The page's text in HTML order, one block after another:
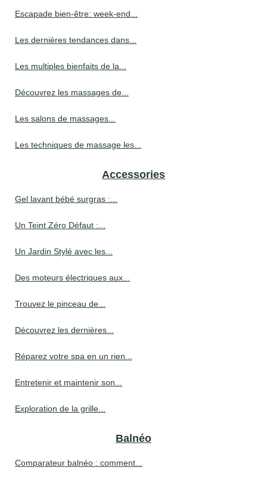
Escapade bien-être: week-end...
Les dernières tendances dans...
Les multiples bienfaits de la...
Découvrez les massages de...
Les salons de massages...
Les techniques de massage les...
Accessories
Gel lavant bébé surgras :...
Un Teint Zéro Défaut :...
Un Jardin Stylé avec les...
Des moteurs électriques aux...
Trouvez le pinceau de...
Découvrez les dernières...
Réparez votre spa en un rien...
Entretenir et maintenir son...
Exploration de la grille...
Balnéo
Comparateur balnéo : comment...